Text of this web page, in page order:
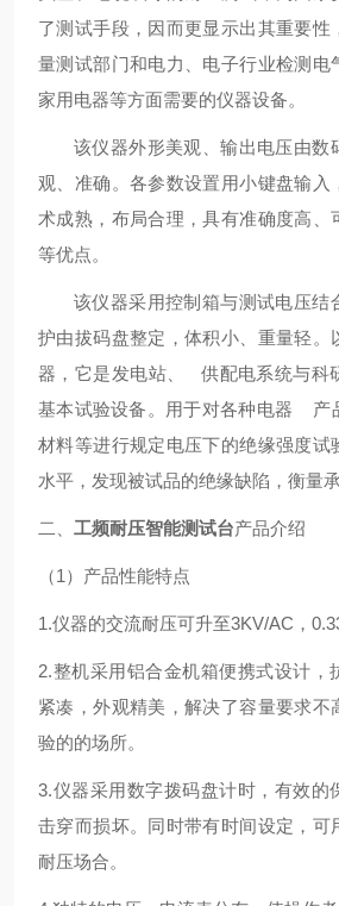
了测试手段，因而更显示出其重要性
量测试部门和电力、电子行业检测电
家用电器等方面需要的仪器设备。
该仪器外形美观、输出电压由数
观、准确。各参数设置用小键盘输入
术成熟，布局合理，具有准确度高、
等优点。
该仪器采用控制箱与测试电压结
护由拔码盘整定，体积小、重量轻。
器，它是发电站、 供配电系统与科
基本试验设备。用于对各种电器 产
材料等进行规定电压下的绝缘强度试
水平，发现被试品的绝缘缺陷，衡量
二、 工频耐压智能测试台产品介绍
（1）产品性能特点
1.仪器的交流耐压可升至3KV/AC，
2.整机采用铝合金机箱便携式设计，
紧凑，外观精美，解决了容量要求不
验的的场所。
3.仪器采用数字拨码盘计时，有效的
击穿而损坏。同时带有时间设定，可
耐压场合。